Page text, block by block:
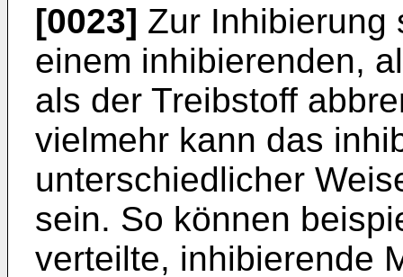
[0023] Zur Inhibierung
einem inhibierenden,
als der Treibstoff
vielmehr kann das
unterschiedlicher
sein. So können
verteilte, inhibierende